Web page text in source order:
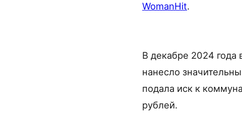
WomanHit.
В декабре 2024 года
нанесло
подала иск к
рублей.